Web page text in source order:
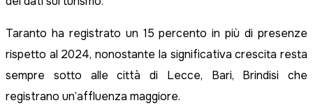
Taranto ha registrato un 15 percento in più di presenze
rispetto al 2024, nonostante la significativa crescita resta
sempre sotto alle città di Lecce, Bari, Brindisi che
registrano un’affluenza maggiore.